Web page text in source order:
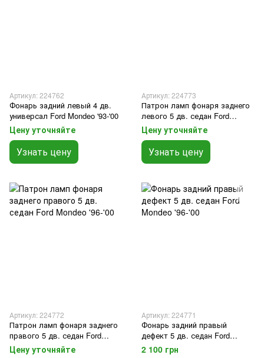
Артикул: 224762
Фонарь задний левый 4 дв.
универсал Ford Mondeo '93-'00
Цену уточняйте
Узнать цену
Артикул: 224773
Патрон ламп фонаря заднего
левого 5 дв. седан Ford
Mondeo '96-'00
Цену уточняйте
Узнать цену
Артикул: 224772
Патрон ламп фонаря заднего
правого 5 дв. седан Ford
Mondeo '96-'00
Цену уточняйте
Артикул: 224771
Фонарь задний правый
дефект 5 дв. седан Ford
Mondeo '96-'00
2 100 грн